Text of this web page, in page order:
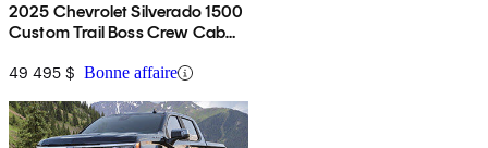
2025 Chevrolet Silverado 1500
Custom Trail Boss Crew Cab
49 495 $ Bonne affaire